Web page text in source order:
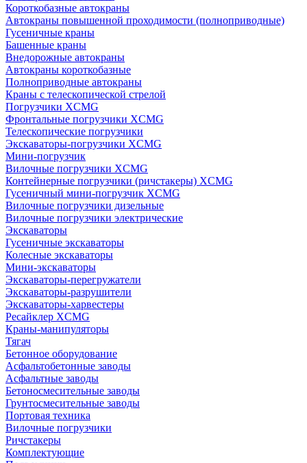
Короткобазные автокраны
Автокраны повышенной проходимости (полноприводные)
Гусеничные краны
Башенные краны
Внедорожные автокраны
Автокраны короткобазные
Полноприводные автокраны
Краны с телескопической стрелой
Погрузчики XCMG
Фронтальные погрузчики XCMG
Телескопические погрузчики
Экскаваторы-погрузчики XCMG
Мини-погрузчик
Вилочные погрузчики XCMG
Контейнерные погрузчики (ричстакеры) XCMG
Гусеничный мини-погрузчик XCMG
Вилочные погрузчики дизельные
Вилочные погрузчики электрические
Экскаваторы
Гусеничные экскаваторы
Колесные экскаваторы
Мини-экскаваторы
Экскаваторы-перегружатели
Экскаваторы-разрушители
Экскаваторы-харвестеры
Ресайклер XCMG
Краны-манипуляторы
Тягач
Бетонное оборудование
Асфальтобетонные заводы
Асфальтные заводы
Бетоносмесительные заводы
Грунтосмесительные заводы
Портовая техника
Вилочные погрузчики
Ричстакеры
Комплектующие